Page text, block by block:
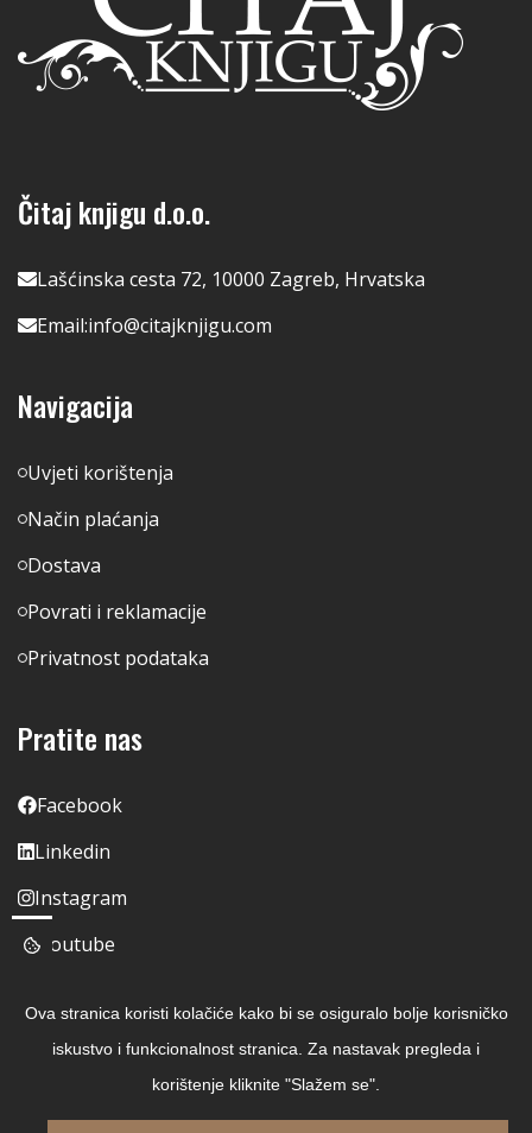
Čitaj knjigu d.o.o.
Lašćinska cesta 72, 10000 Zagreb, Hrvatska
Email:info@citajknjigu.com
Navigacija
Uvjeti korištenja
Način plaćanja
Dostava
Povrati i reklamacije
Privatnost podataka
Pratite nas
Facebook
Linkedin
Instagram
Youtube
Ova stranica koristi kolačiće kako bi se osiguralo bolje korisničko
iskustvo i funkcionalnost stranica. Za nastavak pregleda i
korištenje kliknite "Slažem se".